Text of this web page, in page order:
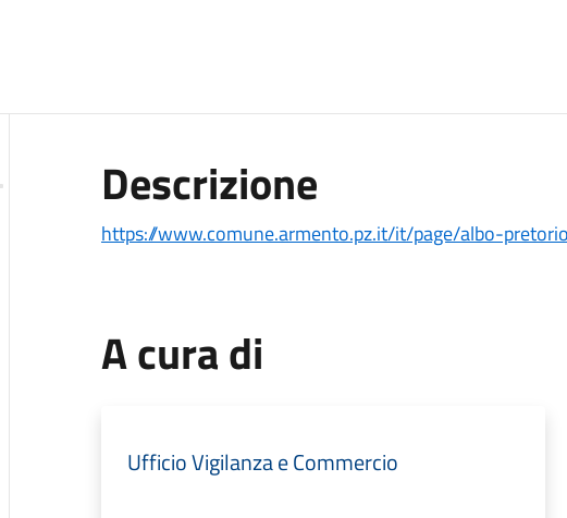
Descrizione
https://www.comune.armento.pz.it/it/page/albo-
A cura di
Ufficio Vigilanza e Commercio